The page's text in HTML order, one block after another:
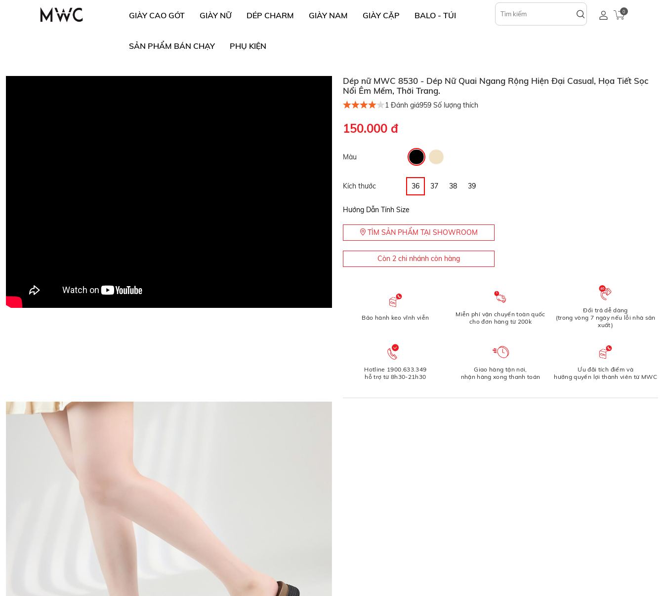
GIÀY CAO GÓT GIÀY NỮ DÉP CHARM GIÀY NAM GIÀY CẶP BALO - TÚI
SẢN PHẨM BÁN CHẠY PHỤ KIỆN
0
Dép nữ MWC 8530 - Dép Nữ Quai Ngang Rộng Hiện Đại Casual, Họa Tiết Sọc
Nổi Êm Mềm, Thời Trang.
1 Đánh giá959 Số lượng thích
150.000 đ
Màu
Kích thước 36 37 38 39
Hướng Dẫn Tính Size
TÌM SẢN PHẨM TẠI SHOWROOM
Còn 2 chi nhánh còn hàng
Bảo hành keo vĩnh viễn
Miễn phí vận chuyển toàn quốc
cho đơn hàng từ 200k
Đổi trả dễ dàng
(trong vòng 7 ngày nếu lỗi nhà sản
xuất)
Hotline 1900.633.349
hỗ trợ từ 8h30-21h30
Giao hàng tận nơi,
nhận hàng xong thanh toán
Ưu đãi tích điểm và
hưởng quyền lợi thành viên từ MWC